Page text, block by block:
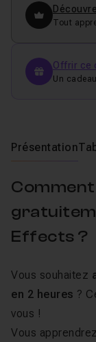
Tout
Offrir ce
Un
Présentation
Effects ?
Vous souhaitez
en 2 heures ?
vous !
Vous